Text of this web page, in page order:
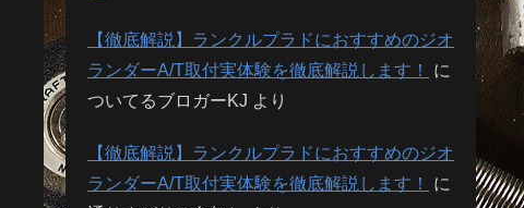
【徹底解説】ランクルプラドにおすすめのジオ
ランダーA/T取付実体験を徹底解説します！
に
ついてるブロガーKJ より
【徹底解説】ランクルプラドにおすすめのジオ
ランダーA/T取付実体験を徹底解説します！
に